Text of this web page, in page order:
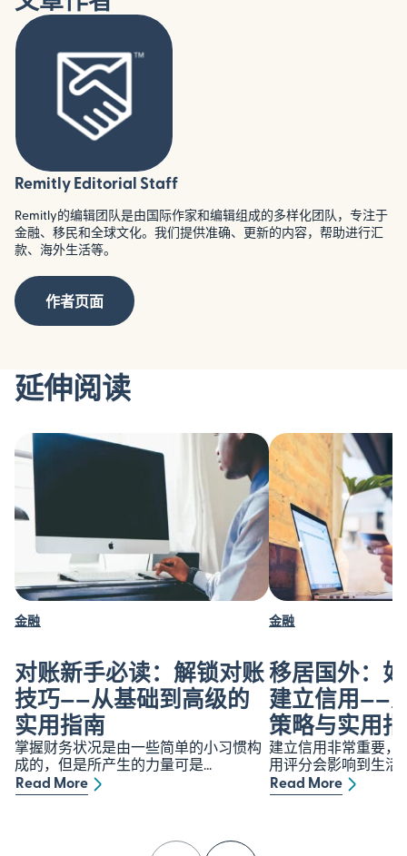
Remitly Editorial Staff
Remitly的编辑团队是由国际作家和编辑组成的多样化团队，专注于
金融、移民和全球文化。我们提供准确、更新的内容，帮助进行汇
款、海外生活等。
作者页面
延伸阅读
金融
对账新手必读：解锁对账
技巧——从基础到高级的
实用指南
掌握财务状况是由一些简单的小习惯构
成的，但是所产生的力量可是...
Read More
金融
移居国外：
建立信用——
策略与实用
建立信用非常重要，
用评分会影响到生活
Read More